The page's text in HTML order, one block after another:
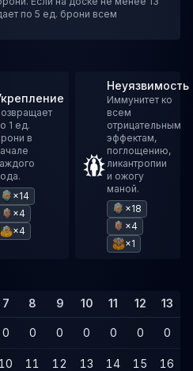
по 5 ед. брони всем
1 ед.
в
×14
×4
×4
Неуязвимость
Иммунитет ко
всем
отрицательным
эффектам,
поглощению,
ликантропии
и ожогу
маной.
×18
×4
×1
7 8 9 10 11 12 13
0 0 0 0 0 0 0
10 11 12 13 14 15 16